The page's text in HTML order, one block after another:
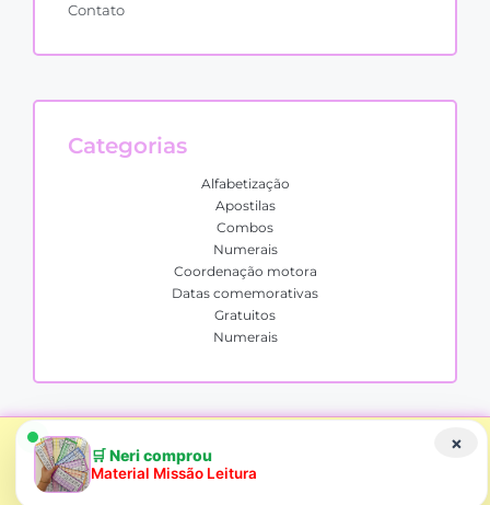
Contato
Categorias
Alfabetização
Apostilas
Combos
Numerais
Coordenação motora
Datas comemorativas
Gratuitos
Numerais
Alfabetizando Oficial Todos os direitos reservados.
Copyright ©2026.